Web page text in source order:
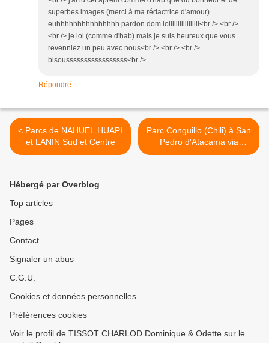
superbes images (merci à ma rédactrice d'amour)
euhhhhhhhhhhhhhhh pardon dom lolllllllllllllllll<br /> <br />
<br /> je lol (comme d'hab) mais je suis heureux que vous
revenniez un peu avec nous<br /> <br /> <br />
bisousssssssssssssssss<br />
Répondre
< Parcs de NAHUEL HUAPI
et LANIN Sud et Centre
Parc Conguillo (Chili) à San
Pedro d'Atacama via
l'Argentine >
Hébergé par Overblog
Top articles
Pages
Contact
Signaler un abus
C.G.U.
Cookies et données personnelles
Préférences cookies
Voir le profil de TISSOT CHARLOD Dominique & Odette sur le